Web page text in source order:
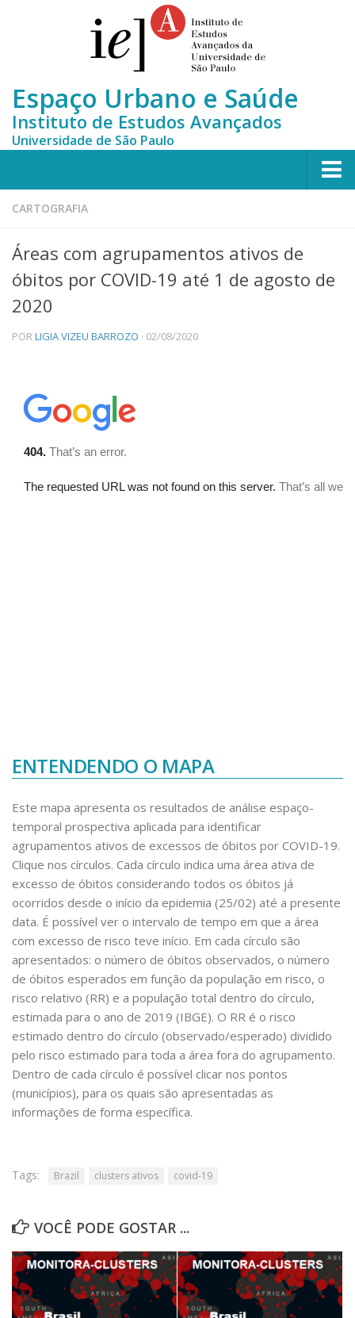
Espaço Urbano e Saúde
Instituto de Estudos Avançados
Universidade de São Paulo
Home
Equipe
MONITORA-CLUSTERS
Onde estamos
English
CARTOGRAFIA
Áreas com agrupamentos ativos de
óbitos por COVID-19 até 1 de agosto de
2020
PORLIGIA VIZEU BARROZO · 02/08/2020
ENTENDENDO O MAPA
Este mapa apresenta os resultados de análise espaço-
temporal prospectiva aplicada para identificar
agrupamentos ativos de excessos de óbitos por COVID-19.
Clique nos círculos. Cada círculo indica uma área ativa de
excesso de óbitos considerando todos os óbitos já
ocorridos desde o início da epidemia (25/02) até a presente
data. É possível ver o intervalo de tempo em que a área
com excesso de risco teve início. Em cada círculo são
apresentados: o número de óbitos observados, o número
de óbitos esperados em função da população em risco, o
risco relativo (RR) e a população total dentro do círculo,
estimada para o ano de 2019 (IBGE). O RR é o risco
estimado dentro do círculo (observado/esperado) dividido
pelo risco estimado para toda a área fora do agrupamento.
Dentro de cada círculo é possível clicar nos pontos
(municípios), para os quais são apresentadas as
informações de forma específica.
Tags: Brazil clusters ativos covid-19
VOCÊ PODE GOSTAR ...